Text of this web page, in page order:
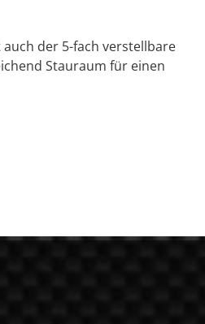
der 5-fach verstellbare
Stauraum für einen